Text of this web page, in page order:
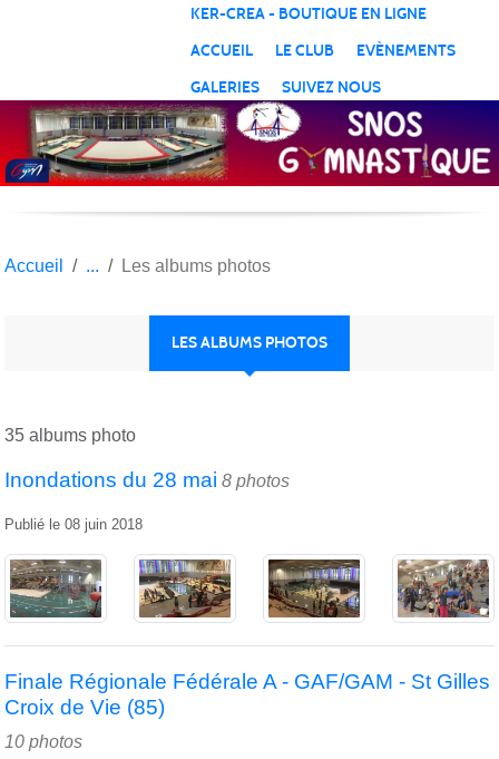
KER-CREA - BOUTIQUE EN LIGNE
ACCUEIL
LE CLUB
EVÈNEMENTS
GALERIES
SUIVEZ NOUS
Accueil Les albums photos
LES ALBUMS PHOTOS
35 albums photo
Inondations du 28 mai 8 photos
Publié le 08 juin 2018
Finale Régionale Fédérale A - GAF/GAM - St Gilles
Croix de Vie (85)
10 photos
Panneau de gestion des cookies